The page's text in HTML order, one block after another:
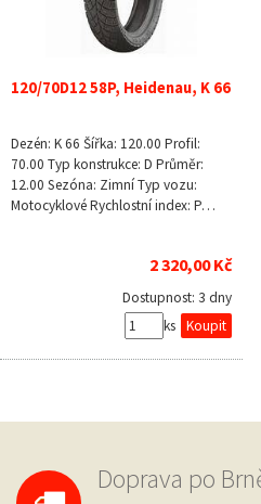
120/70D12 58P, Heidenau, K 66
Dezén: K 66 Šířka: 120.00 Profil:
70.00 Typ konstrukce: D Průměr:
12.00 Sezóna: Zimní Typ vozu:
Motocyklové Rychlostní index: P…
2 320,00 Kč
Dostupnost: 3 dny
ks
Doprava po